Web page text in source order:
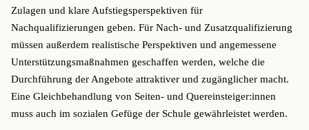
Zulagen und klare Aufstiegsperspektiven für
Nachqualifizierungen geben. Für Nach- und Zusatzqualifizierung
müssen außerdem realistische Perspektiven und angemessene
Unterstützungsmaßnahmen geschaffen werden, welche die
Durchführung der Angebote attraktiver und zugänglicher macht.
Eine Gleichbehandlung von Seiten- und Quereinsteiger:innen
muss auch im sozialen Gefüge der Schule gewährleistet werden.